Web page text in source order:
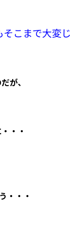
こまで大変
が、
・・
・・・